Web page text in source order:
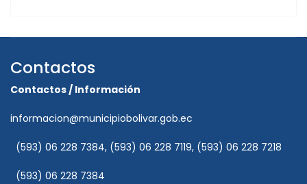
Contactos
Contactos / Información
informacion@municipiobolivar.gob.ec
(593) 06 228 7384, (593) 06 228 7119, (593) 06 228 7218
(593) 06 228 7384